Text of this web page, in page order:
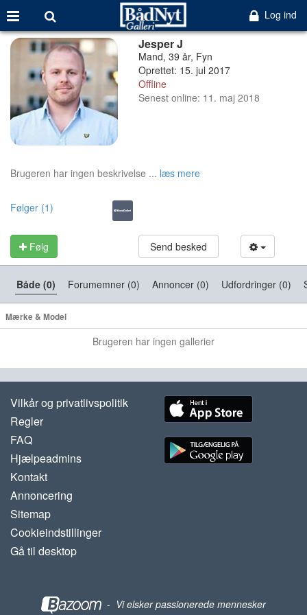
Log ind
Jesper J
Mand, 39 år, Fyn
Oprettet: 15. jul 2017
Offline
Senest online: 11. maj 2018
Brugeren har ingen beskrivelse ... læs mere
Følger (1)
Følg Send besked
Både (0) Forumemner (0) Annoncer (0) Udfordringer (0)
Mærke & Model
Brugeren har ingen gallerier
Vilkår og privatlivspolitik
Regler
FAQ
Hjælpeadmins
Kontakt
Annoncering
Sitemap
Cookieindstillinger
Gå til desktop
- Vi elsker passionerede mennesker